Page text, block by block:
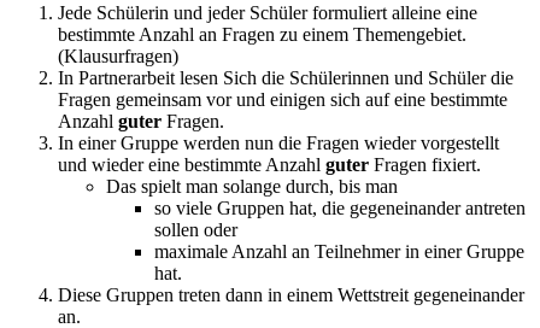
Jede Schülerin und jeder Schüler formuliert alleine eine
bestimmte Anzahl an Fragen zu einem Themengebiet.
(Klausurfragen)
In Partnerarbeit lesen Sich die Schülerinnen und Schüler die
Fragen gemeinsam vor und einigen sich auf eine bestimmte
Anzahl guter Fragen.
In einer Gruppe werden nun die Fragen wieder vorgestellt
und wieder eine bestimmte Anzahl guter Fragen fixiert.
Das spielt man solange durch, bis man
so viele Gruppen hat, die gegeneinander antreten
sollen oder
maximale Anzahl an Teilnehmer in einer Gruppe
hat.
Diese Gruppen treten dann in einem Wettstreit gegeneinander
an.